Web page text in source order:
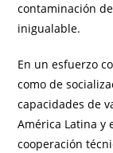
contaminación
inigualable.
En un esfuerzo
como de
capacidades de
América Latina y
cooperación